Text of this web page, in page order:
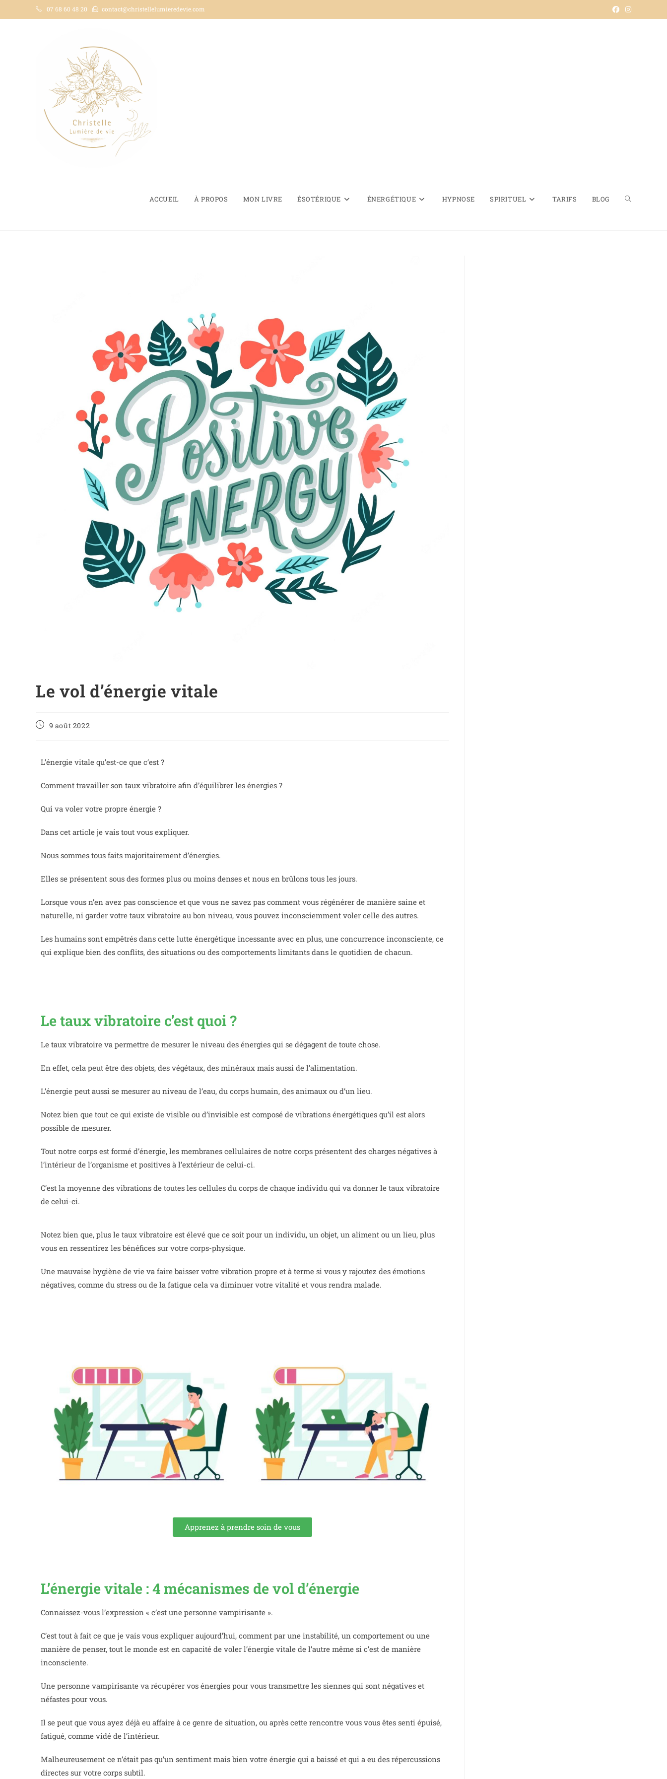
07 68 60 48 20 contact@christellelumieredevie.com
ACCUEIL À PROPOS MON LIVRE ÉSOTÉRIQUE ÉNERGÉTIQUE HYPNOSE SPIRITUEL TARIFS BLOG
Le vol d’énergie vitale
9 août 2022
L’énergie vitale qu’est-ce que c’est ?
Comment travailler son taux vibratoire afin d’équilibrer les énergies ?
Qui va voler votre propre énergie ?
Dans cet article je vais tout vous expliquer.
Nous sommes tous faits majoritairement d’énergies.
Elles se présentent sous des formes plus ou moins denses et nous en brûlons tous les jours.
Lorsque vous n’en avez pas conscience et que vous ne savez pas comment vous régénérer de manière saine et
naturelle, ni garder votre taux vibratoire au bon niveau, vous pouvez inconsciemment voler celle des autres.
Les humains sont empêtrés dans cette lutte énergétique incessante avec en plus, une concurrence inconsciente, ce
qui explique bien des conflits, des situations ou des comportements limitants dans le quotidien de chacun.
Le taux vibratoire c’est quoi ?
Le taux vibratoire va permettre de mesurer le niveau des énergies qui se dégagent de toute chose.
En effet, cela peut être des objets, des végétaux, des minéraux mais aussi de l’alimentation.
L’énergie peut aussi se mesurer au niveau de l’eau, du corps humain, des animaux ou d’un lieu.
Notez bien que tout ce qui existe de visible ou d’invisible est composé de vibrations énergétiques qu’il est alors
possible de mesurer.
Tout notre corps est formé d’énergie, les membranes cellulaires de notre corps présentent des charges négatives à
l’intérieur de l’organisme et positives à l’extérieur de celui-ci.
C’est la moyenne des vibrations de toutes les cellules du corps de chaque individu qui va donner le taux vibratoire
de celui-ci.
Notez bien que, plus le taux vibratoire est élevé que ce soit pour un individu, un objet, un aliment ou un lieu, plus
vous en ressentirez les bénéfices sur votre corps-physique.
Une mauvaise hygiène de vie va faire baisser votre vibration propre et à terme si vous y rajoutez des émotions
négatives, comme du stress ou de la fatigue cela va diminuer votre vitalité et vous rendra malade.
Apprenez à prendre soin de vous
L’énergie vitale : 4 mécanismes de vol d’énergie
Connaissez-vous l’expression « c’est une personne vampirisante ».
C’est tout à fait ce que je vais vous expliquer aujourd’hui, comment par une instabilité, un comportement ou une
manière de penser, tout le monde est en capacité de voler l’énergie vitale de l’autre même si c’est de manière
inconsciente.
Une personne vampirisante va récupérer vos énergies pour vous transmettre les siennes qui sont négatives et
néfastes pour vous.
Il se peut que vous ayez déjà eu affaire à ce genre de situation, ou après cette rencontre vous vous êtes senti épuisé,
fatigué, comme vidé de l’intérieur.
Malheureusement ce n’était pas qu’un sentiment mais bien votre énergie qui a baissé et qui a eu des répercussions
directes sur votre corps subtil.